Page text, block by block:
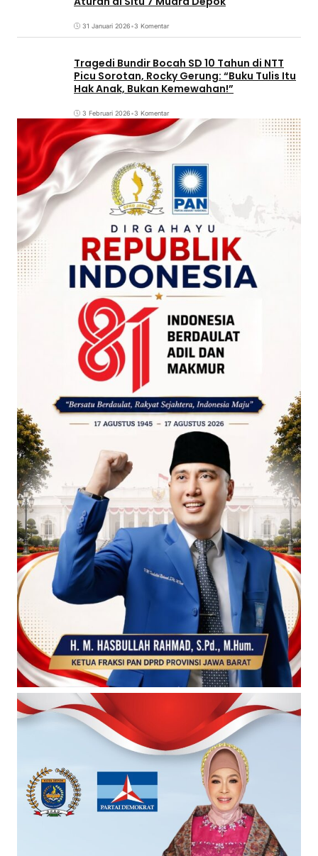
31 Januari 2026•3 Komentar
Tragedi Bundir Bocah SD 10 Tahun di NTT
Picu Sorotan, Rocky Gerung: “Buku Tulis Itu
Hak Anak, Bukan Kemewahan!”
3 Februari 2026•3 Komentar